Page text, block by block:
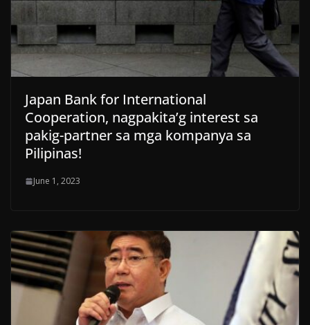
Japan Bank for International
Cooperation, nagpakita’g interest sa
pakig-partner sa mga kompanya sa
Pilipinas!
June 1, 2023